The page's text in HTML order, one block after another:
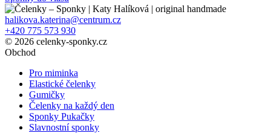
halikova.katerina@centrum.cz
+420 775 573 930
© 2026 celenky-sponky.cz
Obchod
Pro miminka
Elastické čelenky
Gumičky
Čelenky na každý den
Sponky Pukačky
Slavnostní sponky